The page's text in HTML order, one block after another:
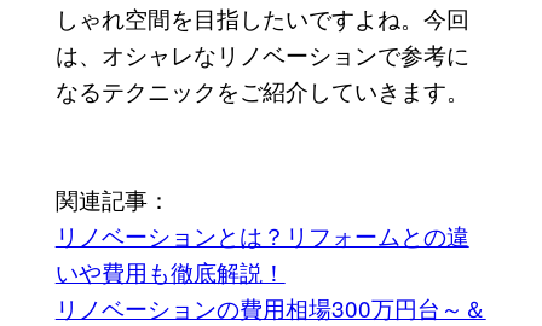
しゃれ空間を目指したいですよね。今回
は、オシャレなリノベーションで参考に
なるテクニックをご紹介していきます。
関連記事：
リノベーションとは？リフォームとの違
いや費用も徹底解説！
リノベーションの費用相場300万円台～＆